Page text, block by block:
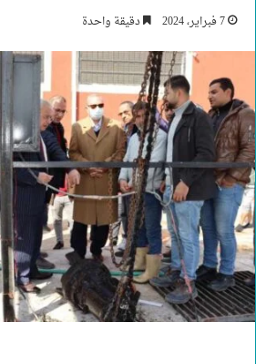
7 فبراير، 2024 دقيقة واحدة